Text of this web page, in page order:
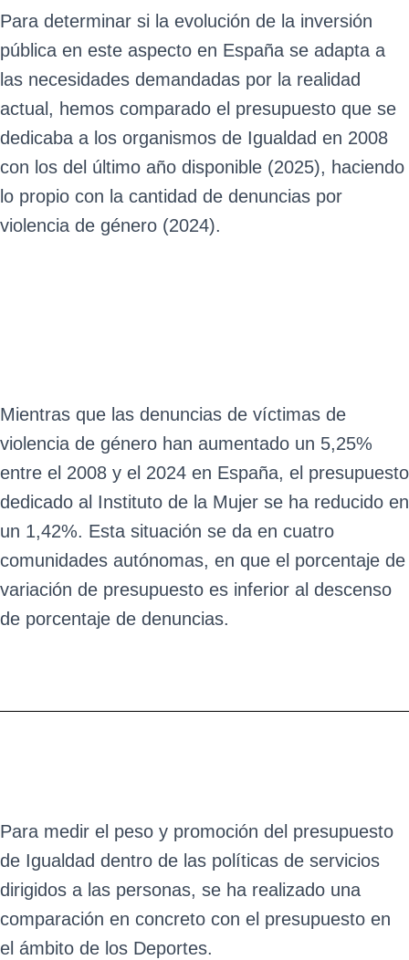
Para determinar si la evolución de la inversión
pública en este aspecto en España se adapta a
las necesidades demandadas por la realidad
actual, hemos comparado el presupuesto que se
dedicaba a los organismos de Igualdad en 2008
con los del último año disponible (2025), haciendo
lo propio con la cantidad de denuncias por
violencia de género (2024).
Mientras que las denuncias de víctimas de
violencia de género han aumentado un 5,25%
entre el 2008 y el 2024 en España, el presupuesto
dedicado al Instituto de la Mujer se ha reducido en
un 1,42%. Esta situación se da en cuatro
comunidades autónomas, en que el porcentaje de
variación de presupuesto es inferior al descenso
de porcentaje de denuncias.
Para medir el peso y promoción del presupuesto
de Igualdad dentro de las políticas de servicios
dirigidos a las personas, se ha realizado una
comparación en concreto con el presupuesto en
el ámbito de los Deportes.